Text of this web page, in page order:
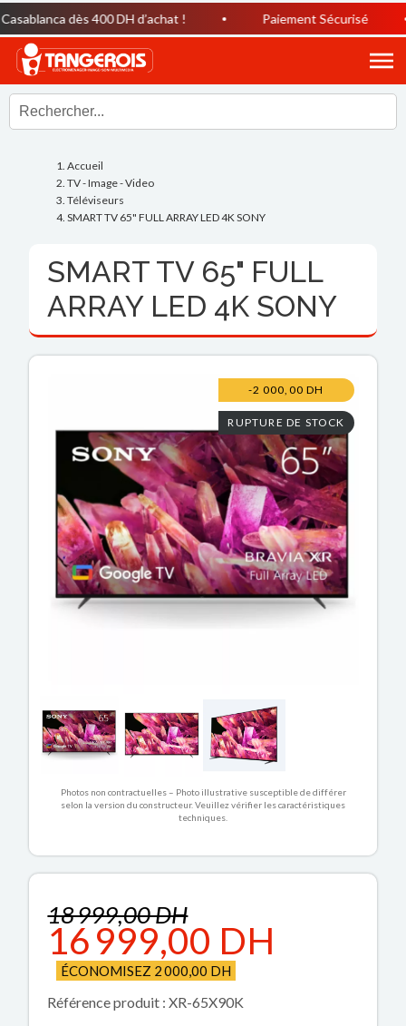
dès 400 DH d’achat ! Paiement Sécurisé
Accueil
TV - Image - Video
Téléviseurs
SMART TV 65" FULL ARRAY LED 4K SONY
SMART TV 65" FULL
ARRAY LED 4K SONY
-2 000,00 DH
RUPTURE DE STOCK
Photos non contractuelles – Photo illustrative susceptible de différer
selon la version du constructeur. Veuillez vérifier les caractéristiques
techniques.
18 999,00 DH
16 999,00 DH
ÉCONOMISEZ 2 000,00 DH
Référence produit : XR-65X90K